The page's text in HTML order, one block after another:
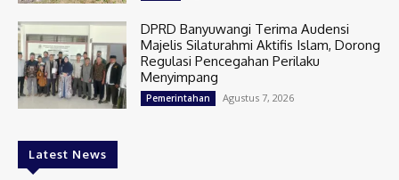
DPRD Banyuwangi Terima Audensi
Majelis Silaturahmi Aktifis Islam, Dorong
Regulasi Pencegahan Perilaku
Menyimpang
Pemerintahan Agustus 7, 2026
Latest News